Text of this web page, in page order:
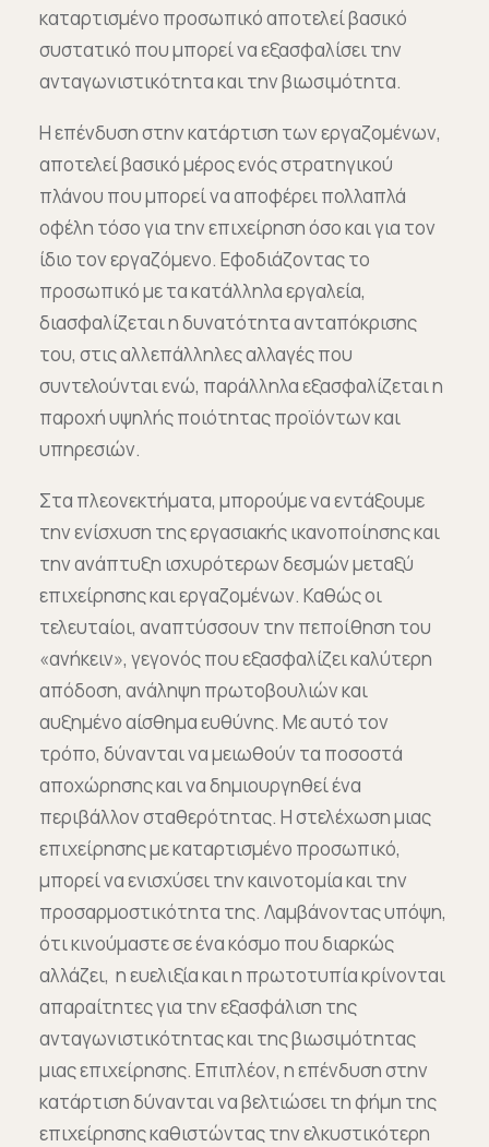
καταρτισμένο προσωπικό αποτελεί βασικό
συστατικό που μπορεί να εξασφαλίσει την
ανταγωνιστικότητα και την βιωσιμότητα.
Η επένδυση στην κατάρτιση των εργαζομένων,
αποτελεί βασικό μέρος ενός στρατηγικού
πλάνου που μπορεί να αποφέρει πολλαπλά
οφέλη τόσο για την επιχείρηση όσο και για τον
ίδιο τον εργαζόμενο. Εφοδιάζοντας το
προσωπικό με τα κατάλληλα εργαλεία,
διασφαλίζεται η δυνατότητα ανταπόκρισης
του, στις αλλεπάλληλες αλλαγές που
συντελούνται ενώ, παράλληλα εξασφαλίζεται η
παροχή υψηλής ποιότητας προϊόντων και
υπηρεσιών.
Στα πλεονεκτήματα, μπορούμε να εντάξουμε
την ενίσχυση της εργασιακής ικανοποίησης και
την ανάπτυξη ισχυρότερων δεσμών μεταξύ
επιχείρησης και εργαζομένων. Καθώς οι
τελευταίοι, αναπτύσσουν την πεποίθηση του
«ανήκειν», γεγονός που εξασφαλίζει καλύτερη
απόδοση, ανάληψη πρωτοβουλιών και
αυξημένο αίσθημα ευθύνης. Με αυτό τον
τρόπο, δύνανται να μειωθούν τα ποσοστά
αποχώρησης και να δημιουργηθεί ένα
περιβάλλον σταθερότητας. Η στελέχωση μιας
επιχείρησης με καταρτισμένο προσωπικό,
μπορεί να ενισχύσει την καινοτομία και την
προσαρμοστικότητα της. Λαμβάνοντας υπόψη,
ότι κινούμαστε σε ένα κόσμο που διαρκώς
αλλάζει, η ευελιξία και η πρωτοτυπία κρίνονται
απαραίτητες για την εξασφάλιση της
ανταγωνιστικότητας και της βιωσιμότητας
μιας επιχείρησης. Επιπλέον, η επένδυση στην
κατάρτιση δύνανται να βελτιώσει τη φήμη της
επιχείρησης καθιστώντας την ελκυστικότερη